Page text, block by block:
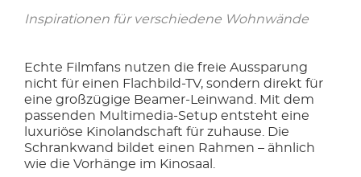
Inspirationen für verschiedene Wohnwände
Echte Filmfans nutzen die freie Aussparung
nicht für einen Flachbild-TV, sondern direkt für
eine großzügige Beamer-Leinwand. Mit dem
passenden Multimedia-Setup entsteht eine
luxuriöse Kinolandschaft für zuhause. Die
Schrankwand bildet einen Rahmen – ähnlich
wie die Vorhänge im Kinosaal.